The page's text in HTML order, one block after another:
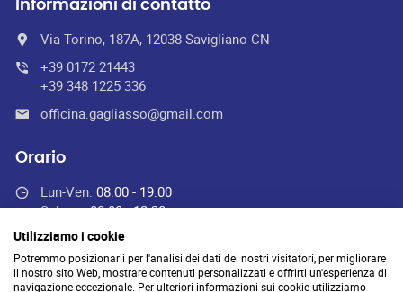
Informazioni di contatto
Via Torino, 187A, 12038 Savigliano CN
+39 0172 21443
+39 348 1225 336
officina.gagliasso@gmail.com
Orario
Lun-Ven: 08:00 - 19:00
Sabato:08:00 - 12:30
Domenica:Chiuso
Utilizziamo i cookie
Potremmo posizionarli per l'analisi dei dati dei nostri visitatori, per migliorare
il nostro sito Web, mostrare contenuti personalizzati e offrirti un'esperienza di
navigazione eccezionale. Per ulteriori informazioni sui cookie utilizziamo